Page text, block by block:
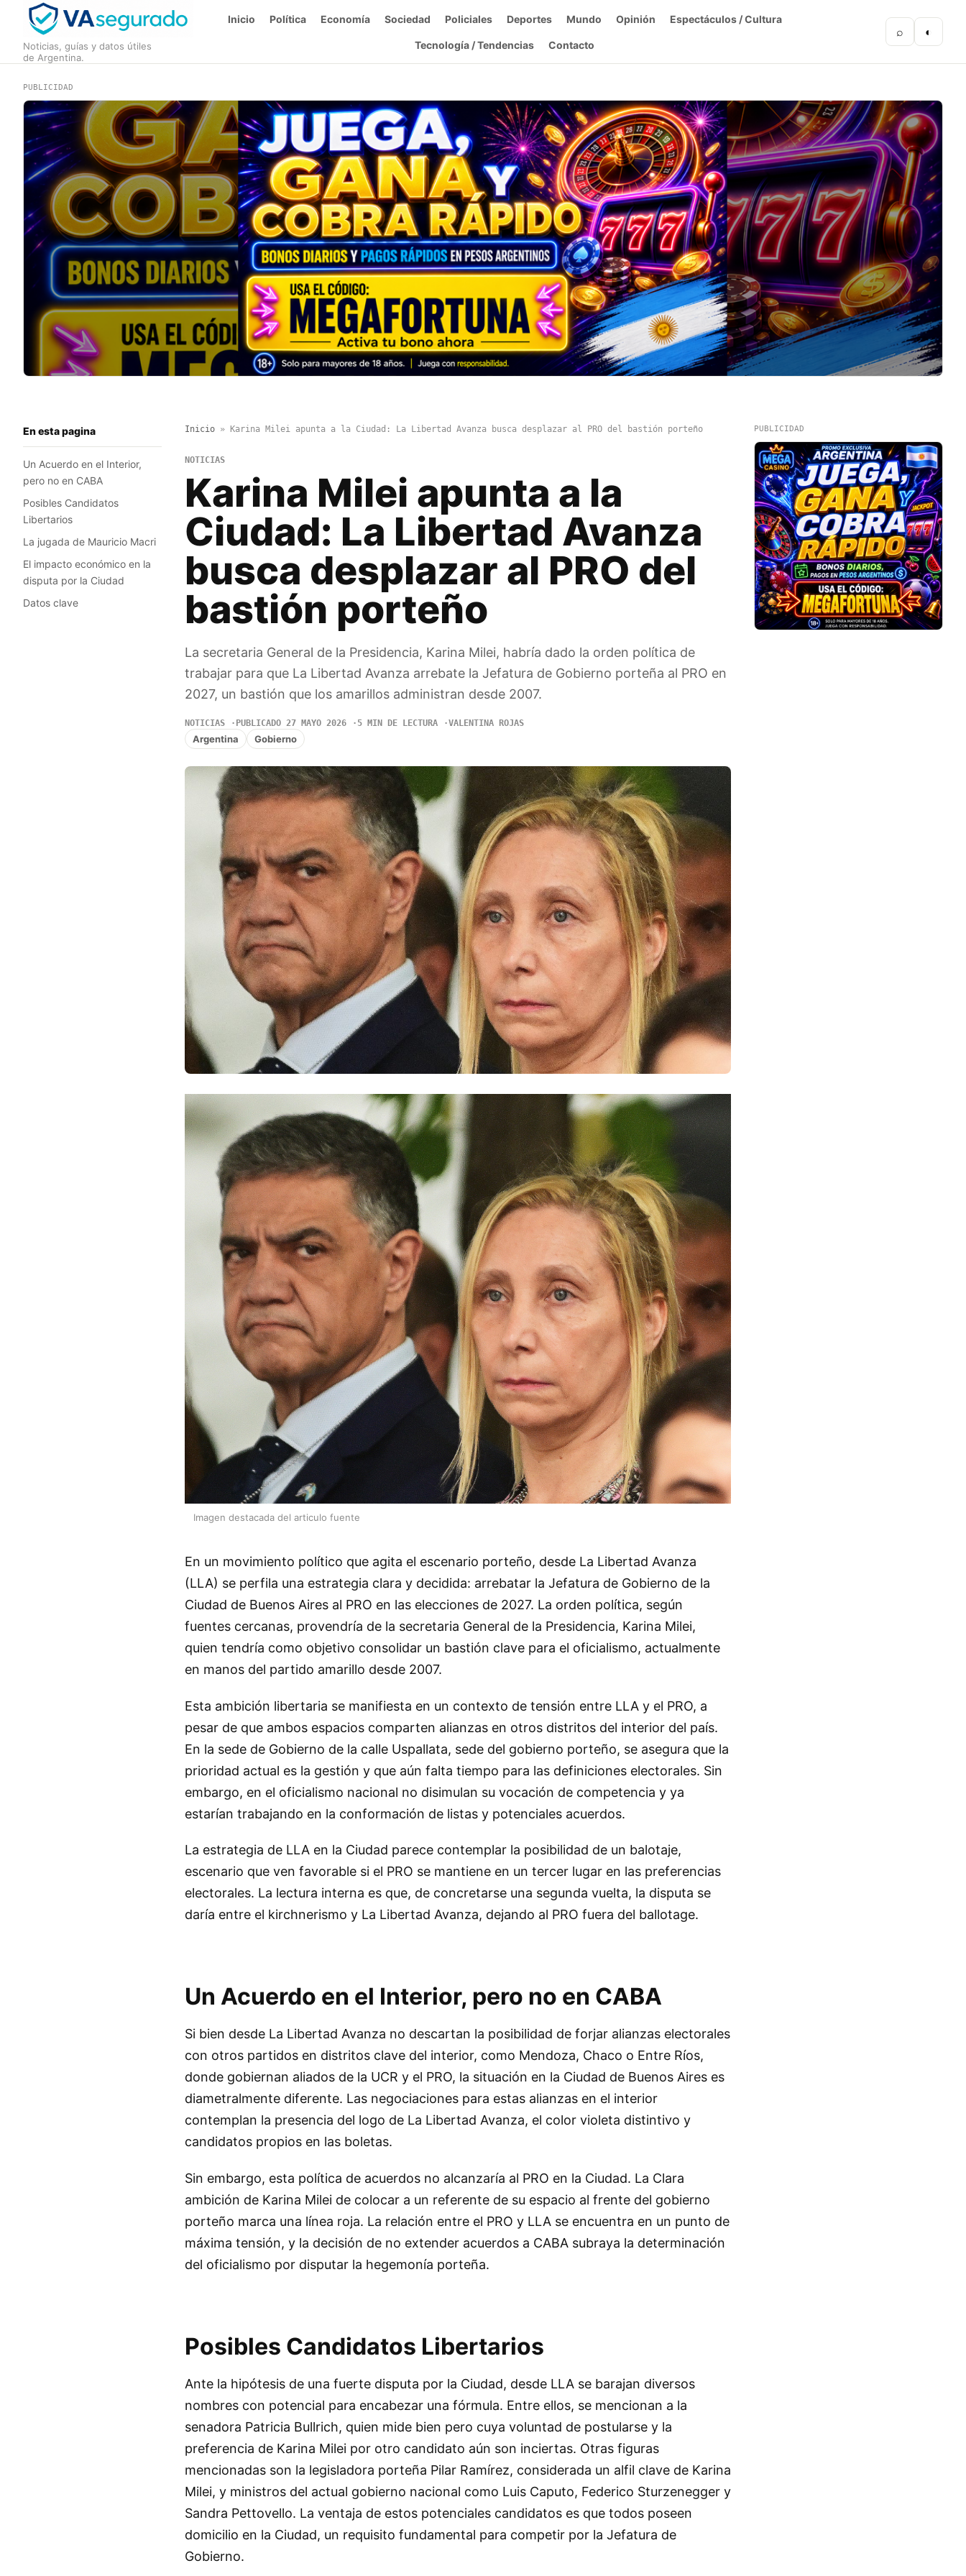
Noticias, guías y datos útiles
de Argentina.
Inicio Política Economía Sociedad Policiales Deportes Mundo Opinión Espectáculos / Cultura
Tecnología / Tendencias Contacto
⌕ ◐
PUBLICIDAD
En esta pagina
Un Acuerdo en el Interior,
pero no en CABA
Posibles Candidatos
Libertarios
La jugada de Mauricio Macri
El impacto económico en la
disputa por la Ciudad
Datos clave
Inicio» Karina Milei apunta a la Ciudad: La Libertad Avanza busca desplazar al PRO del bastión porteño
NOTICIAS
Karina Milei apunta a la
Ciudad: La Libertad Avanza
busca desplazar al PRO del
bastión porteño
La secretaria General de la Presidencia, Karina Milei, habría dado la orden política de
trabajar para que La Libertad Avanza arrebate la Jefatura de Gobierno porteña al PRO en
2027, un bastión que los amarillos administran desde 2007.
NOTICIAS PUBLICADO 27 MAYO 2026 5 MIN DE LECTURA VALENTINA ROJAS
Argentina Gobierno
Imagen destacada del articulo fuente
En un movimiento político que agita el escenario porteño, desde La Libertad Avanza
(LLA) se perfila una estrategia clara y decidida: arrebatar la Jefatura de Gobierno de la
Ciudad de Buenos Aires al PRO en las elecciones de 2027. La orden política, según
fuentes cercanas, provendría de la secretaria General de la Presidencia, Karina Milei,
quien tendría como objetivo consolidar un bastión clave para el oficialismo, actualmente
en manos del partido amarillo desde 2007.
Esta ambición libertaria se manifiesta en un contexto de tensión entre LLA y el PRO, a
pesar de que ambos espacios comparten alianzas en otros distritos del interior del país.
En la sede de Gobierno de la calle Uspallata, sede del gobierno porteño, se asegura que la
prioridad actual es la gestión y que aún falta tiempo para las definiciones electorales. Sin
embargo, en el oficialismo nacional no disimulan su vocación de competencia y ya
estarían trabajando en la conformación de listas y potenciales acuerdos.
La estrategia de LLA en la Ciudad parece contemplar la posibilidad de un balotaje,
escenario que ven favorable si el PRO se mantiene en un tercer lugar en las preferencias
electorales. La lectura interna es que, de concretarse una segunda vuelta, la disputa se
daría entre el kirchnerismo y La Libertad Avanza, dejando al PRO fuera del ballotage.
Un Acuerdo en el Interior, pero no en CABA
Si bien desde La Libertad Avanza no descartan la posibilidad de forjar alianzas electorales
con otros partidos en distritos clave del interior, como Mendoza, Chaco o Entre Ríos,
donde gobiernan aliados de la UCR y el PRO, la situación en la Ciudad de Buenos Aires es
diametralmente diferente. Las negociaciones para estas alianzas en el interior
contemplan la presencia del logo de La Libertad Avanza, el color violeta distintivo y
candidatos propios en las boletas.
Sin embargo, esta política de acuerdos no alcanzaría al PRO en la Ciudad. La Clara
ambición de Karina Milei de colocar a un referente de su espacio al frente del gobierno
porteño marca una línea roja. La relación entre el PRO y LLA se encuentra en un punto de
máxima tensión, y la decisión de no extender acuerdos a CABA subraya la determinación
del oficialismo por disputar la hegemonía porteña.
Posibles Candidatos Libertarios
Ante la hipótesis de una fuerte disputa por la Ciudad, desde LLA se barajan diversos
nombres con potencial para encabezar una fórmula. Entre ellos, se mencionan a la
senadora Patricia Bullrich, quien mide bien pero cuya voluntad de postularse y la
preferencia de Karina Milei por otro candidato aún son inciertas. Otras figuras
mencionadas son la legisladora porteña Pilar Ramírez, considerada un alfil clave de Karina
Milei, y ministros del actual gobierno nacional como Luis Caputo, Federico Sturzenegger y
Sandra Pettovello. La ventaja de estos potenciales candidatos es que todos poseen
domicilio en la Ciudad, un requisito fundamental para competir por la Jefatura de
Gobierno.
PUBLICIDAD